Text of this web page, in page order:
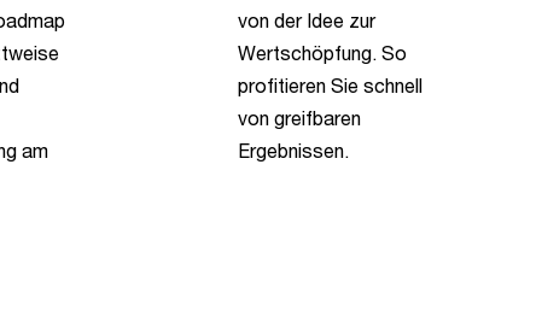
am
von der Idee zur
Wertschöpfung. So
profitieren Sie schnell
von greifbaren
Ergebnissen.